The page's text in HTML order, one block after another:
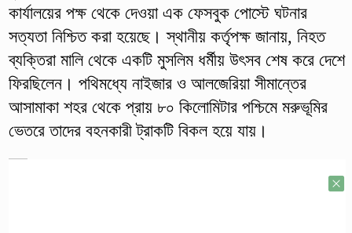
কার্যালয়ের পক্ষ থেকে দেওয়া এক ফেসবুক পোস্টে ঘটনার
সত্যতা নিশ্চিত করা হয়েছে। স্থানীয় কর্তৃপক্ষ জানায়, নিহত
ব্যক্তিরা মালি থেকে একটি মুসলিম ধর্মীয় উৎসব শেষ করে দেশে
ফিরছিলেন। পথিমধ্যে নাইজার ও আলজেরিয়া সীমান্তের
আসামাকা শহর থেকে প্রায় ৮০ কিলোমিটার পশ্চিমে মরুভূমির
ভেতরে তাদের বহনকারী ট্রাকটি বিকল হয়ে যায়।